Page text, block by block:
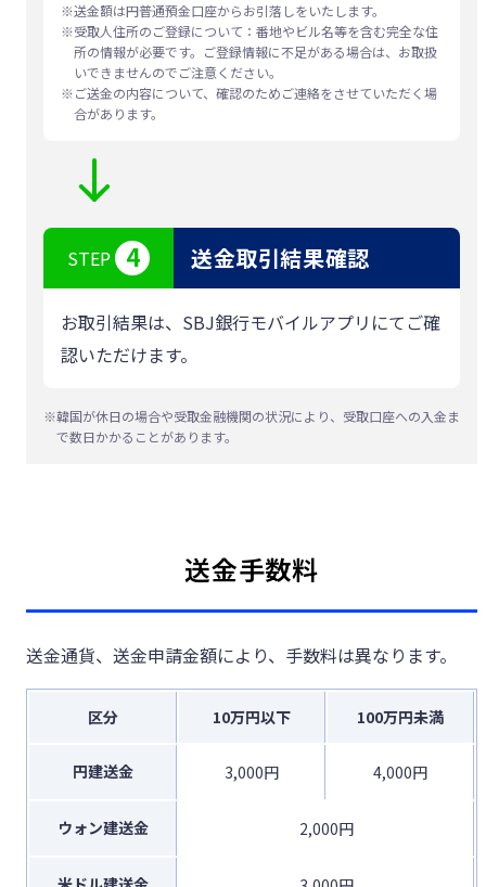
※送金額は円普通預金口座からお引落しをいたします。
※受取人住所のご登録について：番地やビル名等を含む完全な住
所の情報が必要です。ご登録情報に不足がある場合は、お取扱
いできませんのでご注意ください。
※ご送金の内容について、確認のためご連絡をさせていただく場
合があります。
STEP 4 送金取引結果確認
お取引結果は、SBJ銀行モバイルアプリにてご確
認いただけます。
※韓国が休日の場合や受取金融機関の状況により、受取口座への入金ま
で数日かかることがあります。
送金手数料
送金通貨、送金申請金額により、手数料は異なります。
区分 10万円以下 100万円未満
円建送金 3,000円 4,000円
ウォン建送金 2,000円